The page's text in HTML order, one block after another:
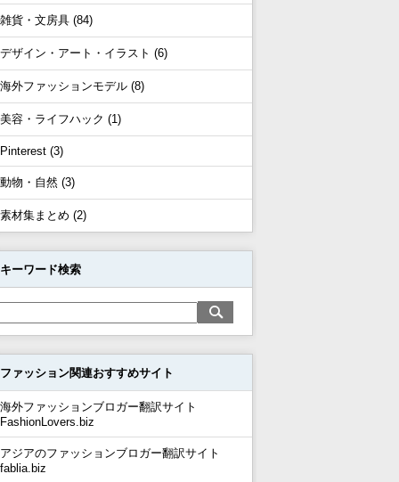
雑貨・文房具 (84)
デザイン・アート・イラスト (6)
海外ファッションモデル (8)
美容・ライフハック (1)
Pinterest (3)
動物・自然 (3)
素材集まとめ (2)
キーワード検索
ファッション関連おすすめサイト
海外ファッションブロガー翻訳サイト
FashionLovers.biz
アジアのファッションブロガー翻訳サイト
fablia.biz